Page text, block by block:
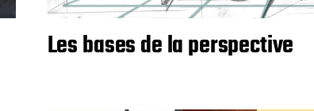
Les bases de la perspective